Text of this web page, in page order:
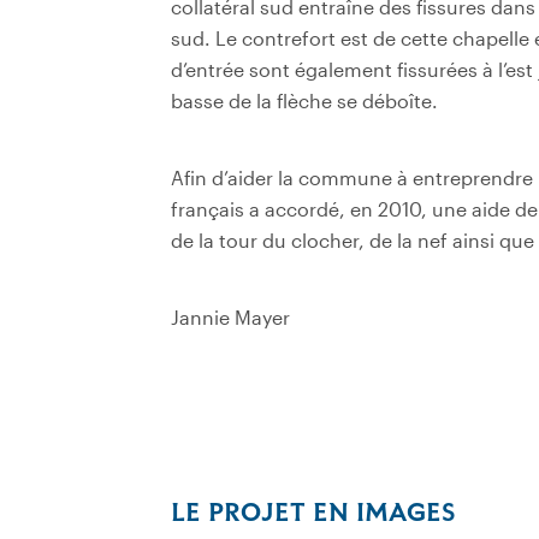
collatéral sud entraîne des fissures
sud. Le contrefort est de cette chapelle
d’entrée sont également fissurées à
basse de la flèche se déboîte.
Afin d’aider la commune à
français a accordé, en 2010, une aide
de la tour du clocher, de la nef ainsi
Jannie Mayer
LE PROJET EN IMAGES